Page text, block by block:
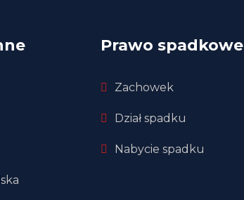
Prawo spadkowe
Zachowek
Dział spadku
Nabycie spadku